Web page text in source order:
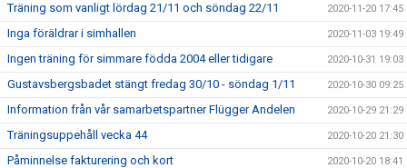
Träning som vanligt lördag 21/11 och söndag 22/11 2020-11-20 17:45
Inga föräldrar i simhallen 2020-11-03 19:49
Ingen träning för simmare födda 2004 eller tidigare 2020-10-31 19:03
Gustavsbergsbadet stängt fredag 30/10 - söndag 1/11 2020-10-30 09:25
Information från vår samarbetspartner Flügger Andelen 2020-10-29 21:29
Träningsuppehåll vecka 44 2020-10-20 21:30
Påminnelse fakturering och kort 2020-10-20 18:41